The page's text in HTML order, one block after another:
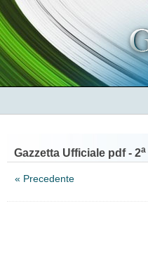
Gazzetta Ufficiale pdf - 2a
« Precedente